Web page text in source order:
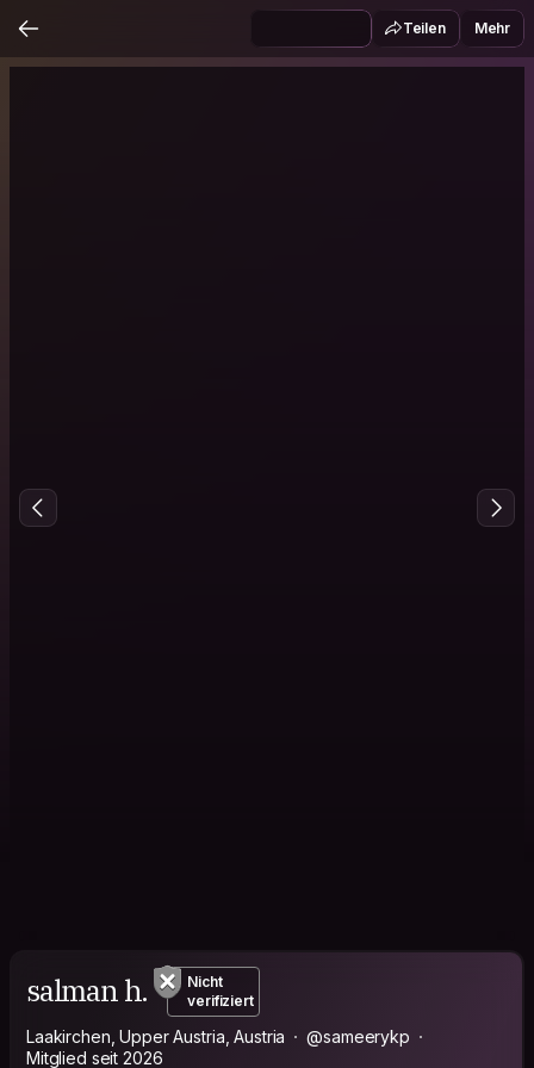
Teilen Mehr
salman h.
Nicht
verifiziert
Laakirchen, Upper Austria, Austria
@sameerykp
Mitglied seit 2026